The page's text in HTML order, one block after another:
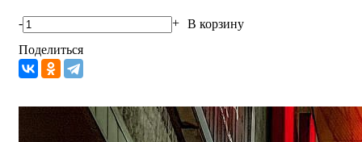
- + В корзину
Поделиться